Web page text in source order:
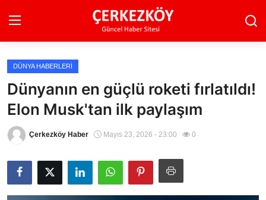
Ana Sayfa
Son Dakika
Ekonomi Haberleri
Magazin Haberleri
Spor Haberleri
DÜNYA HABERLERI
Dünyanın en güçlü roketi fırlatıldı!
Elon Musk'tan ilk paylaşım
Çerkezköy Haber Mayıs 23, 2026 - 23:00 0